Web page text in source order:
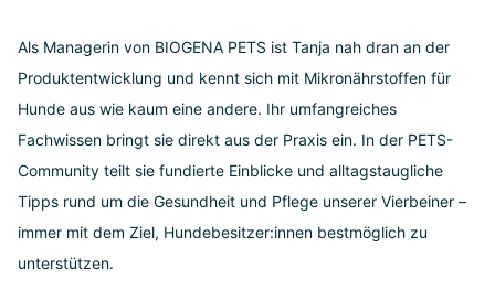
Als Managerin von BIOGENA PETS ist Tanja nah dran an der
Produktentwicklung und kennt sich mit Mikronährstoffen für
Hunde aus wie kaum eine andere. Ihr umfangreiches
Fachwissen bringt sie direkt aus der Praxis ein. In der PETS-
Community teilt sie fundierte Einblicke und alltagstaugliche
Tipps rund um die Gesundheit und Pflege unserer Vierbeiner –
immer mit dem Ziel, Hundebesitzer:innen bestmöglich zu
unterstützen.